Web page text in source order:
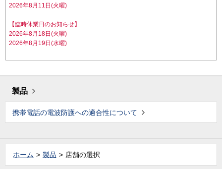
2026年8月11日(火曜)
【臨時休業日のお知らせ】
2026年8月18日(火曜)
2026年8月19日(水曜)
製品
携帯電話の電波防護への適合性について
ホーム 製品 店舗の選択